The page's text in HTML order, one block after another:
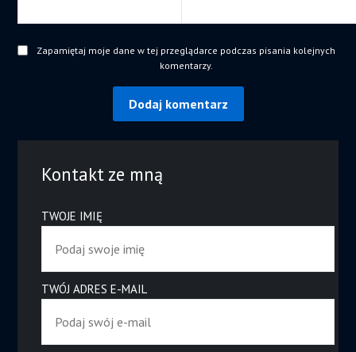
Zapamiętaj moje dane w tej przeglądarce podczas pisania kolejnych
komentarzy.
Kontakt ze mną
TWOJE IMIĘ
TWÓJ ADRES E-MAIL